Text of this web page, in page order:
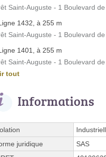
Saint-Auguste - 1 Boulevard
1432, à 255 m
Saint-Auguste - 1 Boulevard
1401, à 255 m
Saint-Auguste - 1 Boulevard
tout
Informations
juridique
SAS